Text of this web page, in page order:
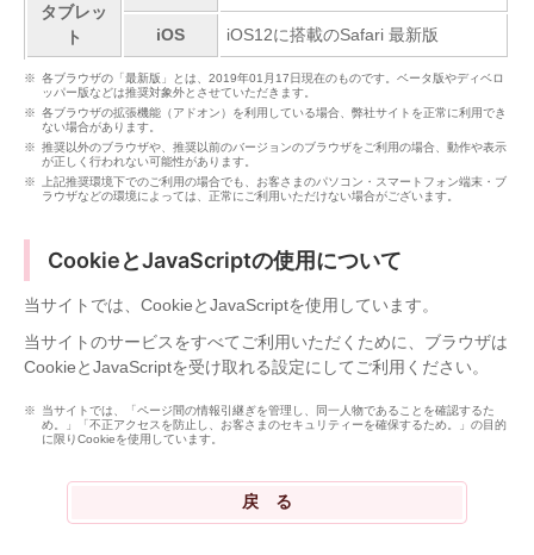
タブレッ
ト
iOS iOS12に搭載のSafari 最新版
各ブラウザの「最新版」とは、2019年01月17日現在のものです。ベータ版やディベロ
ッパー版などは推奨対象外とさせていただきます。
各ブラウザの拡張機能（アドオン）を利用している場合、弊社サイトを正常に利用でき
ない場合があります。
推奨以外のブラウザや、推奨以前のバージョンのブラウザをご利用の場合、動作や表示
が正しく行われない可能性があります。
上記推奨環境下でのご利用の場合でも、お客さまのパソコン・スマートフォン端末・ブ
ラウザなどの環境によっては、正常にご利用いただけない場合がございます。
CookieとJavaScriptの使用について
当サイトでは、CookieとJavaScriptを使用しています。
当サイトのサービスをすべてご利用いただくために、ブラウザは
CookieとJavaScriptを受け取れる設定にしてご利用ください。
当サイトでは、「ページ間の情報引継ぎを管理し、同一人物であることを確認するた
め。」「不正アクセスを防止し、お客さまのセキュリティーを確保するため。」の目的
に限りCookieを使用しています。